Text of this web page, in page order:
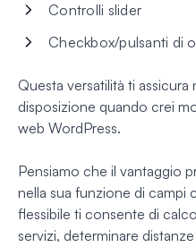
Controlli slider
Checkbox/pulsanti di
Questa versatilità ti
disposizione quando crei
web WordPress.
Pensiamo che il vantaggio
nella sua funzione di campi
flessibile ti consente di
servizi, determinare